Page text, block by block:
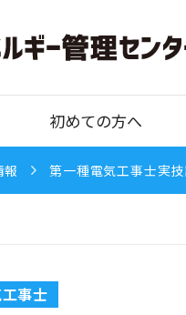
初めての方へ
報 第一種電気工事士実
事士